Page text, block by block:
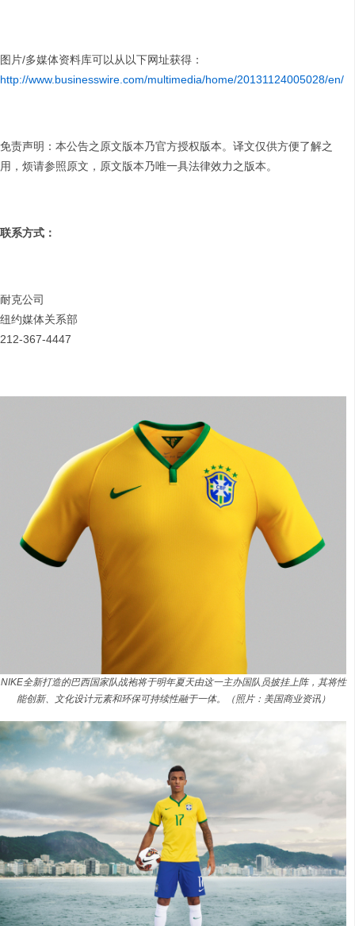
图片/多媒体资料库可以从以下网址获得：
http://www.businesswire.com/multimedia/home/20131124005028/en/
免责声明：本公告之原文版本乃官方授权版本。译文仅供方便了解之
用，烦请参照原文，原文版本乃唯一具法律效力之版本。
联系方式：
耐克公司
纽约媒体关系部
212-367-4447
NIKE全新打造的巴西国家队战袍将于明年夏天由这一主办国队员披挂上阵，其将性
能创新、文化设计元素和环保可持续性融于一体。（照片：美国商业资讯）